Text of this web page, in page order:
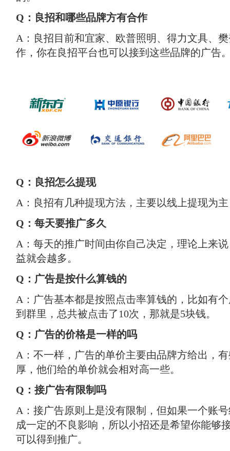
Q：良招和哪些品牌方有合作
A：良招目前和宜家、欧普照明、得力文具、
作，你在良招平台也可以接到这些品牌的广告
Q：良招怎么提现
A：良招有几种提现方法，主要以线上提现为
Q：每天要推广多久
A：每天的推广时间由你自己决定，理论上来
益就会越多。
Q：广告是按什么算钱的
A：广告基本都是按照点击率算钱的，比如有
到群里，总共被点击了10次，那就是5块钱。
Q：广告的价格是一样的吗
A：不一样，广告的单价主要由品牌方给出，
厚，他们给的单价就会相对高一些。
Q：接广告有限制吗
A：接广告原则上是没有限制，但如果一个账
成一定的不良影响，所以小招还是希望你能够
可以得到推广。